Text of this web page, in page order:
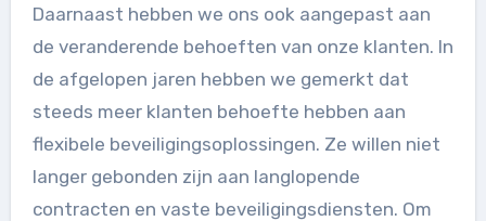
Daarnaast hebben we ons ook aangepast aan
de veranderende behoeften van onze klanten. In
de afgelopen jaren hebben we gemerkt dat
steeds meer klanten behoefte hebben aan
flexibele beveiligingsoplossingen. Ze willen niet
langer gebonden zijn aan langlopende
contracten en vaste beveiligingsdiensten. Om